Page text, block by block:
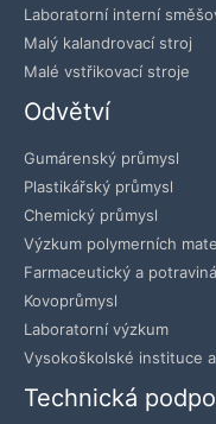
Laboratorní interní
Malý kalandrovací stroj
Malé vstřikovací stroje
Odvětví
Gumárenský průmysl
Plastikářský průmysl
Chemický průmysl
Výzkum polymerních
Farmaceutický a
Kovoprůmysl
Laboratorní výzkum
Vysokoškolské instituce
Technická